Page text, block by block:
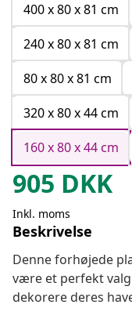
400 x 80 x 81 cm
240 x 80 x 81 cm
80 x 80 x 81 cm
320 x 80 x 44 cm
160 x 80 x 44 cm
905 DKK
Inkl. moms
Beskrivelse
Denne forhøjede
være et perfekt
dekorere deres